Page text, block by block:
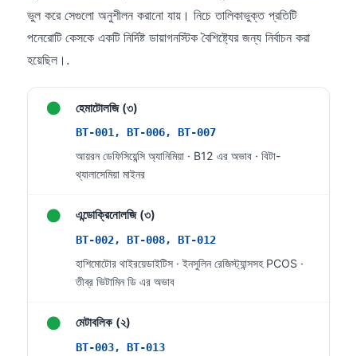
ভুল করে সেগুলো অনুশীলন করানো যায়। নিচে তালিকাভুক্ত প্রতিটি
পনেরোটি কেসকে একটি নির্দিষ্ট ডায়াগনস্টিক বৈশিষ্ট্যের জন্য নির্বাচন করা
হয়েছিল।.
● হেমাটোলজি (৩)
BT-001, BT-006, BT-007
আয়রন ডেফিসিয়েন্সি অ্যানিমিয়া · B12 এর অভাব · বিটা-
থ্যালাসেমিয়া মাইনর
● এন্ডোক্রিনোলজি (৩)
BT-002, BT-008, BT-012
হাশিমোটোর থাইরয়েডাইটিস · ইনসুলিন রেজিস্ট্যান্সসহ PCOS ·
তীব্র ভিটামিন ডি এর অভাব
● মেটাবলিক (২)
BT-003, BT-013